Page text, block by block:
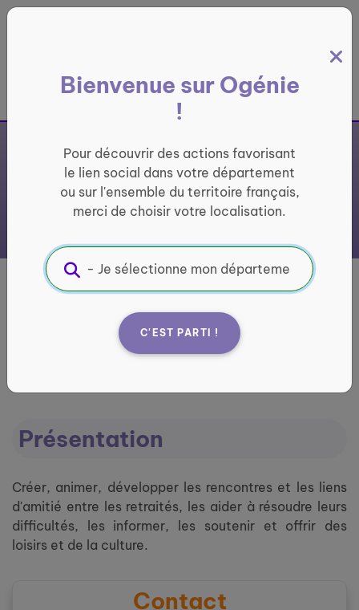
France entière
Bienvenue sur Ogénie
!
Pour découvrir des actions favorisant
le lien social dans votre département
ou sur l'ensemble du territoire français,
merci de choisir votre localisation.
C'EST PARTI !
CLUB DE
L'AMITIE DE
MONTDOUMERC
Présentation
Créer, animer, développer les rencontres et les liens
d'amitié entre les retraités, les aider à résoudre leurs
difficultés, les informer, les soutenir et offrir des
loisirs et de la culture.
Contact
Panneau de gestion des cookies